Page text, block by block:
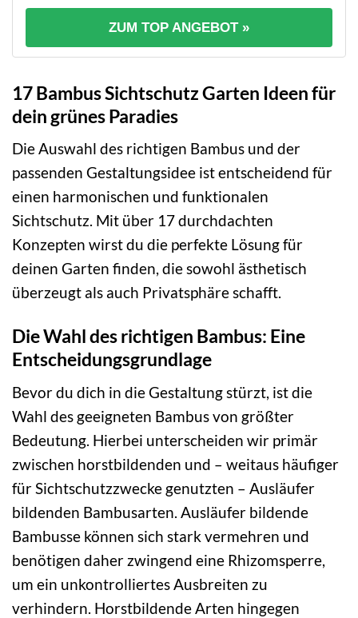
ZUM TOP ANGEBOT »
17 Bambus Sichtschutz Garten Ideen für
dein grünes Paradies
Die Auswahl des richtigen Bambus und der
passenden Gestaltungsidee ist entscheidend für
einen harmonischen und funktionalen
Sichtschutz. Mit über 17 durchdachten
Konzepten wirst du die perfekte Lösung für
deinen Garten finden, die sowohl ästhetisch
überzeugt als auch Privatsphäre schafft.
Die Wahl des richtigen Bambus: Eine
Entscheidungsgrundlage
Bevor du dich in die Gestaltung stürzt, ist die
Wahl des geeigneten Bambus von größter
Bedeutung. Hierbei unterscheiden wir primär
zwischen horstbildenden und – weitaus häufiger
für Sichtschutzzwecke genutzten – Ausläufer
bildenden Bambusarten. Ausläufer bildende
Bambusse können sich stark vermehren und
benötigen daher zwingend eine Rhizomsperre,
um ein unkontrolliertes Ausbreiten zu
verhindern. Horstbildende Arten hingegen